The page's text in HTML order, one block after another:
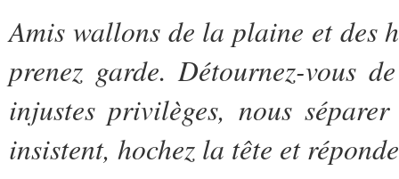
Amis wallons de la plaine et des
prenez garde. Détournez-vous
injustes privilèges, nous
insistent, hochez la tête et